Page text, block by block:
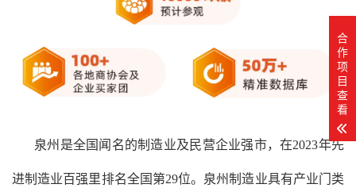
泉州是全国闻名的制造业及民营企业强市，在2023年先
进制造业百强里排名全国第29位。泉州制造业具有产业门类
合
作
项
目
查
看